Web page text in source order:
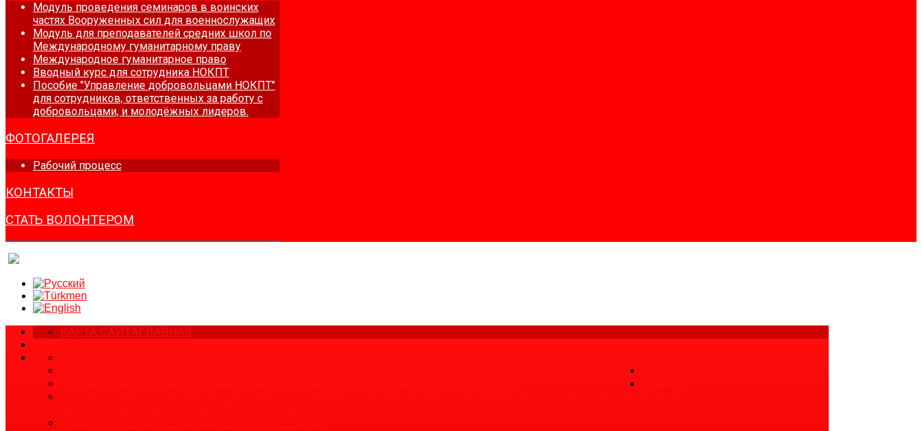
Модуль проведения семинаров в воинских
частях Вооруженных сил для военнослужащих
Модуль для преподавателей средних школ по
Международному гуманитарному праву
Международное гуманитарное право
Вводный курс для сотрудника НОКПТ
Пособие "Управление добровольцами НОКПТ"
для сотрудников, ответственных за работу с
добровольцами, и молодёжных лидеров.
ФОТОГАЛЕРЕЯ
Рабочий процесс
КОНТАКТЫ
СТАТЬ ВОЛОНТЕРОМ
ГЛАВНАЯ
КАРТА САЙТА
З А К О Н ОБ ИСПОЛЬЗОВАНИИ И ЗАЩИТЕ СИМВОЛИКИ КРАСНОГО ПОЛУМЕСЯЦА И КРАСНОГО КРЕСТА